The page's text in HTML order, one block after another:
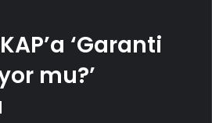
‘Garanti
mu?’